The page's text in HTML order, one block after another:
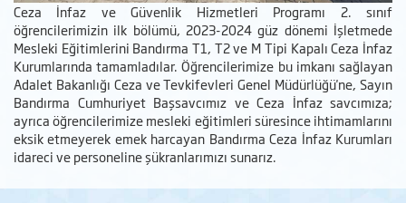
Ceza İnfaz ve Güvenlik Hizmetleri Programı 2. sınıf
öğrencilerimizin ilk bölümü, 2023-2024 güz dönemi İşletmede
Mesleki Eğitimlerini Bandırma T1, T2 ve M Tipi Kapalı Ceza İnfaz
Kurumlarında tamamladılar. Öğrencilerimize bu imkanı sağlayan
Adalet Bakanlığı Ceza ve Tevkifevleri Genel Müdürlüğü'ne, Sayın
Bandırma Cumhuriyet Başsavcımız ve Ceza İnfaz savcımıza;
ayrıca öğrencilerimize mesleki eğitimleri süresince ihtimamlarını
eksik etmeyerek emek harcayan Bandırma Ceza İnfaz Kurumları
idareci ve personeline şükranlarımızı sunarız.